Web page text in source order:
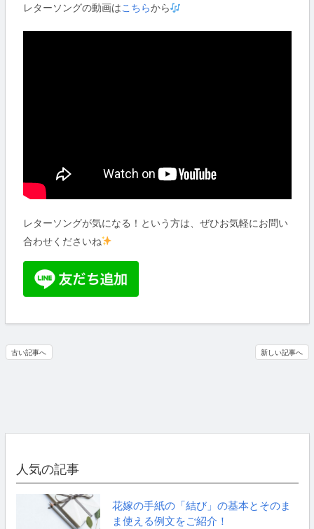
レターソングの動画はこちらから
レターソングが気になる！という方は、ぜひお気軽にお問い
合わせくださいね
古い記事へ 新しい記事へ
人気の記事
花嫁の手紙の「結び」の基本とそのま
ま使える例文をご紹介！